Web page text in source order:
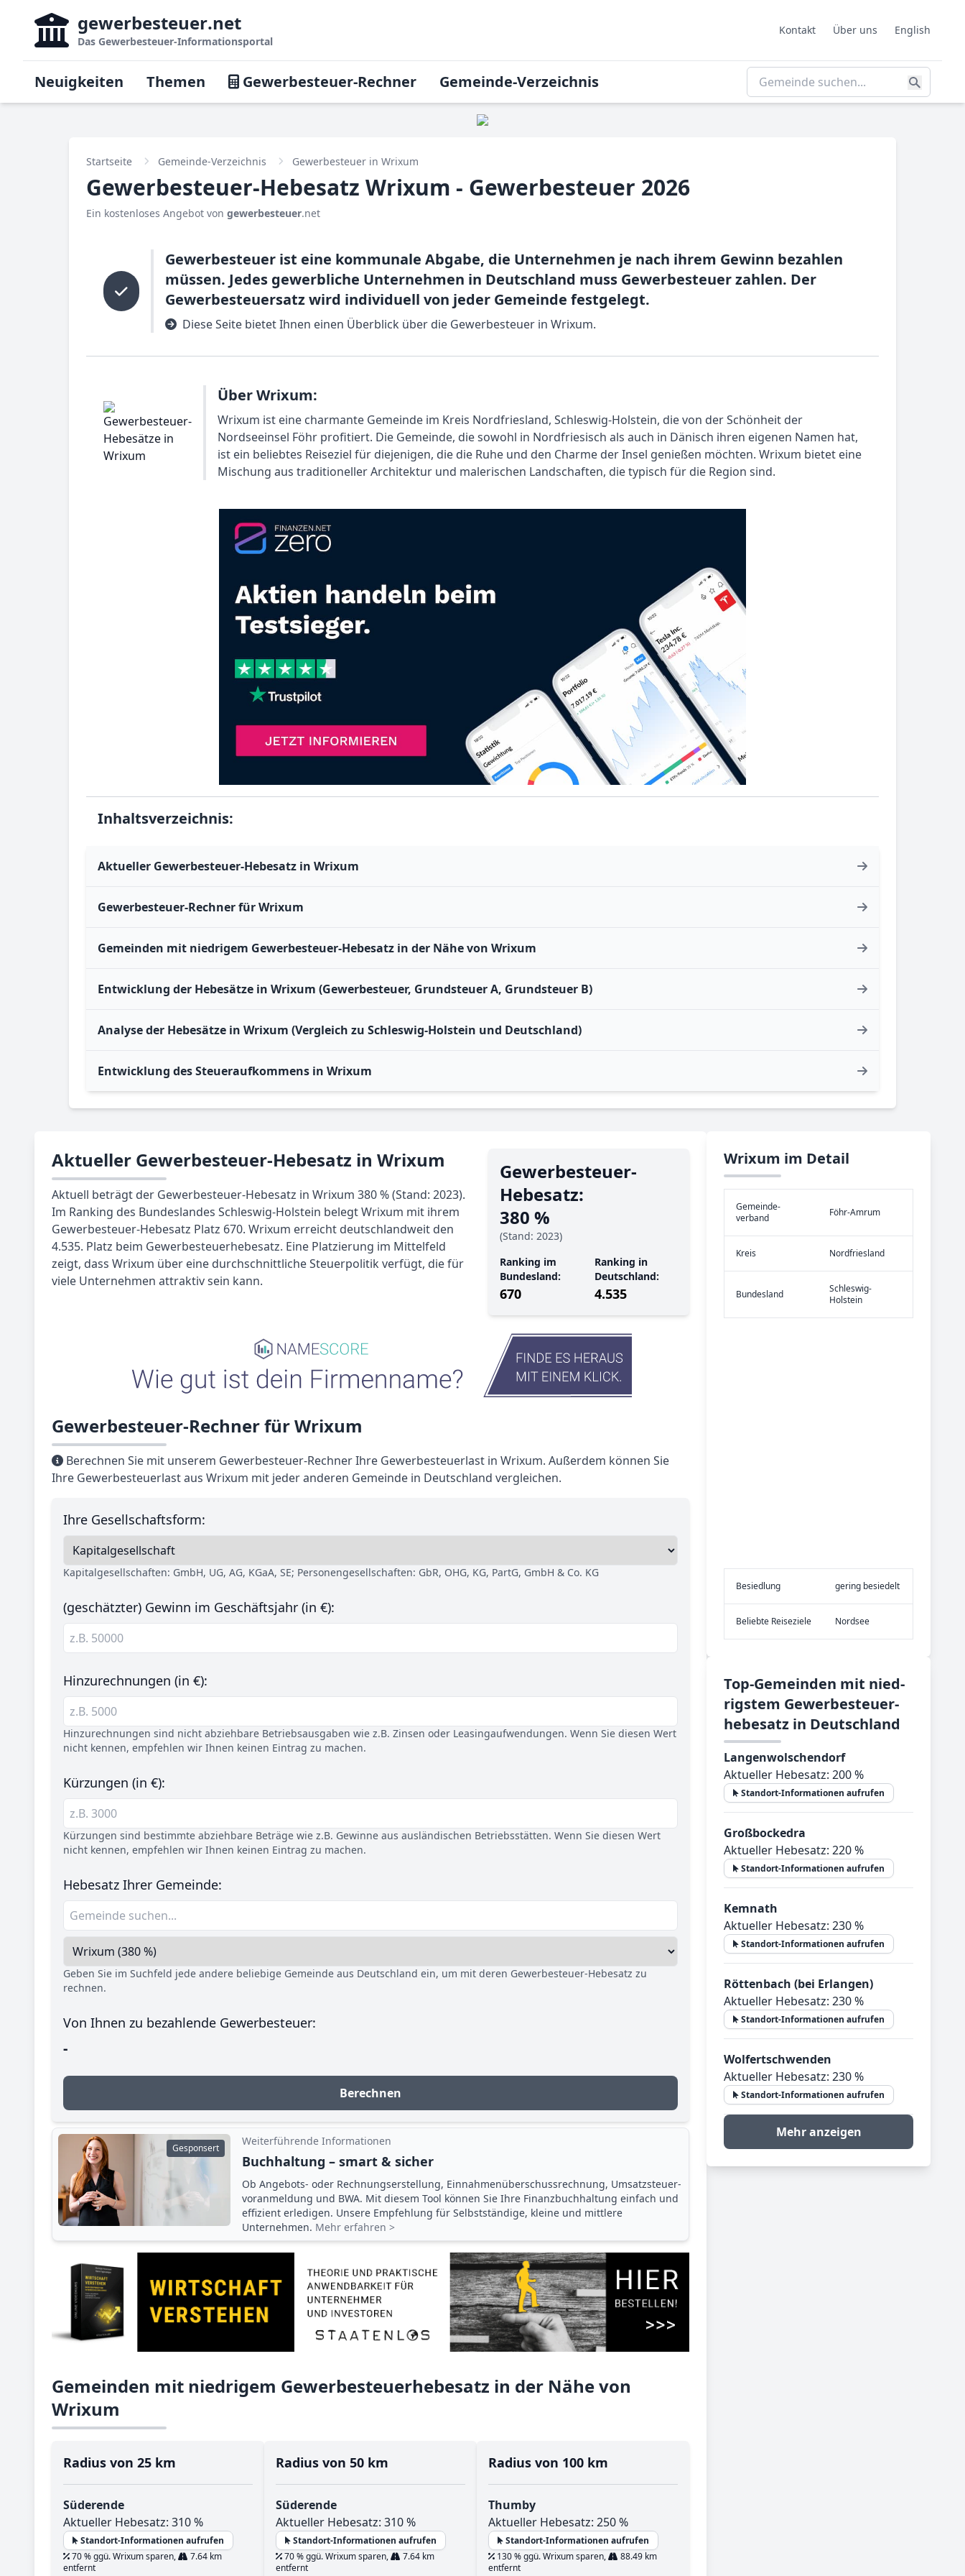
gewerbesteuer.net
Das Gewerbesteuer-Informationsportal
Kontakt Über uns English
Neuigkeiten Themen Gewerbesteuer-Rechner Gemeinde-Verzeichnis
Startseite Gemeinde-Verzeichnis Gewerbesteuer in Wrixum
Gewerbesteuer-Hebesatz Wrixum - Gewerbesteuer 2026
Ein kostenloses Angebot von gewerbesteuer.net
Gewerbesteuer ist eine kommunale Abgabe, die Unternehmen je nach ihrem Gewinn bezahlen
müssen. Jedes gewerbliche Unternehmen in Deutschland muss Gewerbesteuer zahlen. Der
Gewerbesteuersatz wird individuell von jeder Gemeinde festgelegt.
Diese Seite bietet Ihnen einen Überblick über die Gewerbesteuer in Wrixum.
Über Wrixum:
Wrixum ist eine charmante Gemeinde im Kreis Nordfriesland, Schleswig-Holstein, die von der Schönheit der
Nordseeinsel Föhr profitiert. Die Gemeinde, die sowohl in Nordfriesisch als auch in Dänisch ihren eigenen Namen hat,
ist ein beliebtes Reiseziel für diejenigen, die die Ruhe und den Charme der Insel genießen möchten. Wrixum bietet eine
Mischung aus traditioneller Architektur und malerischen Landschaften, die typisch für die Region sind.
Inhaltsverzeichnis:
Aktueller Gewerbesteuer-Hebesatz in Wrixum
Gewerbesteuer-Rechner für Wrixum
Gemeinden mit niedrigem Gewerbesteuer-Hebesatz in der Nähe von Wrixum
Entwicklung der Hebesätze in Wrixum (Gewerbesteuer, Grundsteuer A, Grundsteuer B)
Analyse der Hebesätze in Wrixum (Vergleich zu Schleswig-Holstein und Deutschland)
Entwicklung des Steueraufkommens in Wrixum
Aktueller Gewerbesteuer-Hebesatz in Wrixum
Aktuell beträgt der Gewerbesteuer-Hebesatz in Wrixum 380 % (Stand: 2023).
Im Ranking des Bundeslandes Schleswig-Holstein belegt Wrixum mit ihrem
Gewerbesteuer-Hebesatz Platz 670. Wrixum erreicht deutschlandweit den
4.535. Platz beim Gewerbesteuerhebesatz. Eine Platzierung im Mittelfeld
zeigt, dass Wrixum über eine durchschnittliche Steuerpolitik verfügt, die für
viele Unternehmen attraktiv sein kann.
Gewerbe­steuer-
Hebe­satz:
380 %
(Stand: 2023)
Ranking im
Bundesland:
670
Ranking in
Deutschland:
4.535
Gewerbesteuer-Rechner für Wrixum
Berechnen Sie mit unserem Gewerbesteuer-Rechner Ihre Gewerbesteuerlast in Wrixum. Außerdem können Sie
Ihre Gewerbesteuerlast aus Wrixum mit jeder anderen Gemeinde in Deutschland vergleichen.
Ihre Gesellschaftsform:
Kapitalgesellschaften: GmbH, UG, AG, KGaA, SE; Personengesellschaften: GbR, OHG, KG, PartG, GmbH & Co. KG
(geschätzter) Gewinn im Geschäftsjahr (in €):
Hinzurechnungen (in €):
Hinzurechnungen sind nicht abziehbare Betriebsausgaben wie z.B. Zinsen oder Leasingaufwendungen. Wenn Sie diesen Wert
nicht kennen, empfehlen wir Ihnen keinen Eintrag zu machen.
Kürzungen (in €):
Kürzungen sind bestimmte abziehbare Beträge wie z.B. Gewinne aus ausländischen Betriebsstätten. Wenn Sie diesen Wert
nicht kennen, empfehlen wir Ihnen keinen Eintrag zu machen.
Hebesatz Ihrer Gemeinde:
Geben Sie im Suchfeld jede andere beliebige Gemeinde aus Deutschland ein, um mit deren Gewerbesteuer-Hebesatz zu
rechnen.
Von Ihnen zu bezahlende Gewerbesteuer:
-
Berechnen
Gesponsert
Weiterführende Informationen
Buchhaltung – smart & sicher
Ob Angebots- oder Rechnungserstellung, Einnahmenüberschuss­rechnung, Umsatzsteuer­
voranmeldung und BWA. Mit diesem Tool können Sie Ihre Finanz­buchhaltung einfach und
effizient erledigen. Unsere Empfehlung für Selbstständige, kleine und mittlere
Unternehmen. Mehr erfahren >
Gemeinden mit niedrigem Gewerbesteuerhebesatz in der Nähe von
Wrixum
Radius von 25 km
Süderende
Aktueller Hebesatz: 310 %
Standort-Informationen aufrufen
70 % ggü. Wrixum sparen,
7.64 km
entfernt
Radius von 50 km
Süderende
Aktueller Hebesatz: 310 %
Standort-Informationen aufrufen
70 % ggü. Wrixum sparen,
7.64 km
entfernt
Radius von 100 km
Thumby
Aktueller Hebesatz: 250 %
Standort-Informationen aufrufen
130 % ggü. Wrixum sparen,
88.49 km
entfernt
Wrixum im Detail
Gemeinde­
verband
Föhr-Amrum
Kreis Nordfriesland
Bundes­land
Schleswig-
Holstein
Be­sied­lung gering besiedelt
Be­lieb­te Rei­se­zie­le Nordsee
Top-­Ge­mein­den mit nied­
rig­stem Ge­wer­be­steu­er­
he­be­satz in Deutsch­land
Langenwolschendorf
Aktueller Hebesatz: 200 %
Standort-Informationen aufrufen
Großbockedra
Aktueller Hebesatz: 220 %
Standort-Informationen aufrufen
Kemnath
Aktueller Hebesatz: 230 %
Standort-Informationen aufrufen
Röttenbach (bei Erlangen)
Aktueller Hebesatz: 230 %
Standort-Informationen aufrufen
Wolfertschwenden
Aktueller Hebesatz: 230 %
Standort-Informationen aufrufen
Mehr anzeigen